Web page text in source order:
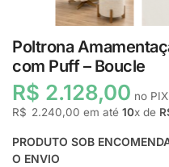
Poltrona
com Puff – Boucle
R$ 2.128,00 no PIX
R$ 2.240,00 em até 10x de
PRODUTO SOB
O ENVIO